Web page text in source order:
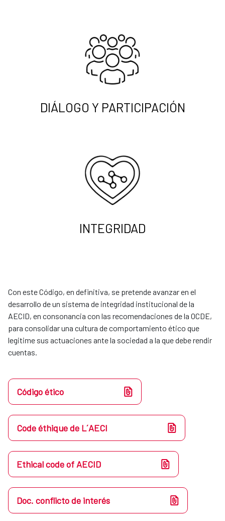
DIÁLOGO Y PARTICIPACIÓN
INTEGRIDAD
Con este Código, en definitiva, se pretende avanzar en el
desarrollo de un sistema de integridad institucional de la
AECID, en consonancia con las recomendaciones de la OCDE,
para consolidar una cultura de comportamiento ético que
legitime sus actuaciones ante la sociedad a la que debe rendir
cuentas.
Código ético
Code éthique de L´AECI
Ethical code of AECID
Doc. conflicto de interés